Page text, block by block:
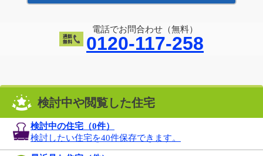
電話でお問合わせ（無料）
0120-117-258
検討中や閲覧した住宅
検討中の住宅（0件）
検討したい住宅を40件保存できます。